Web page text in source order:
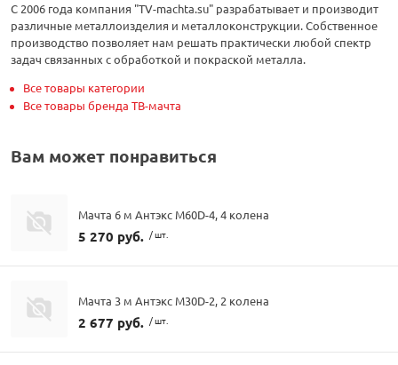
С 2006 года компания "TV-machta.su" разрабатывает и производит
различные металлоизделия и металлоконструкции. Собственное
производство позволяет нам решать практически любой спектр
задач связанных с обработкой и покраской металла.
Все товары категории
Все товары бренда ТВ-мачта
Вам может понравиться
Мачта 6 м Антэкс M60D-4, 4 колена
5 270 руб. / шт.
Мачта 3 м Антэкс M30D-2, 2 колена
2 677 руб. / шт.